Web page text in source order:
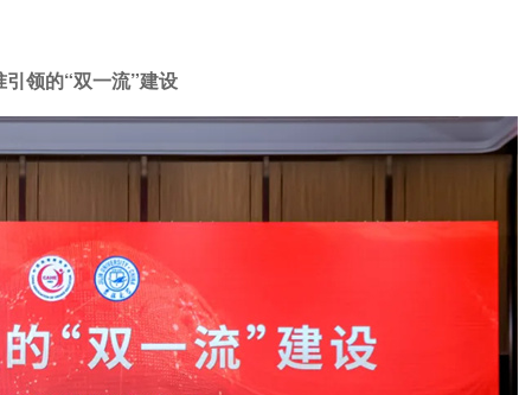
引领的“双一流”建设